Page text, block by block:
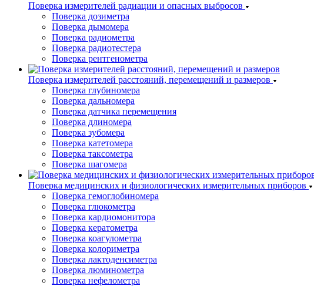
Поверка измерителей радиации и опасных выбросов
Поверка дозиметра
Поверка дымомера
Поверка радиометра
Поверка радиотестера
Поверка рентгенометра
Поверка измерителей расстояний, перемещений и размеров
Поверка глубиномера
Поверка дальномера
Поверка датчика перемещения
Поверка длиномера
Поверка зубомера
Поверка катетомера
Поверка таксометра
Поверка шагомера
Поверка медицинских и физиологических измерительных приборов
Поверка гемоглобиномера
Поверка глюкометра
Поверка кардиомонитора
Поверка кератометра
Поверка коагулометра
Поверка колориметра
Поверка лактоденсиметра
Поверка люминометра
Поверка нефелометра